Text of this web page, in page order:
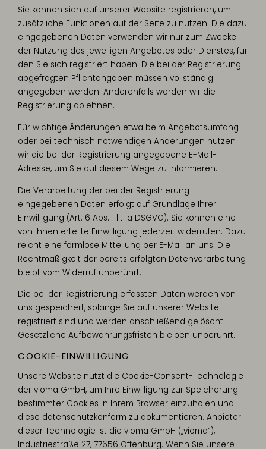
Sie können sich auf unserer Website registrieren, um
zusätzliche Funktionen auf der Seite zu nutzen. Die dazu
eingegebenen Daten verwenden wir nur zum Zwecke
der Nutzung des jeweiligen Angebotes oder Dienstes, für
den Sie sich registriert haben. Die bei der Registrierung
abgefragten Pflichtangaben müssen vollständig
angegeben werden. Anderenfalls werden wir die
Registrierung ablehnen.
Für wichtige Änderungen etwa beim Angebotsumfang
oder bei technisch notwendigen Änderungen nutzen
wir die bei der Registrierung angegebene E-Mail-
Adresse, um Sie auf diesem Wege zu informieren.
Die Verarbeitung der bei der Registrierung
eingegebenen Daten erfolgt auf Grundlage Ihrer
Einwilligung (Art. 6 Abs. 1 lit. a DSGVO). Sie können eine
von Ihnen erteilte Einwilligung jederzeit widerrufen. Dazu
reicht eine formlose Mitteilung per E-Mail an uns. Die
Rechtmäßigkeit der bereits erfolgten Datenverarbeitung
bleibt vom Widerruf unberührt.
Die bei der Registrierung erfassten Daten werden von
uns gespeichert, solange Sie auf unserer Website
registriert sind und werden anschließend gelöscht.
Gesetzliche Aufbewahrungsfristen bleiben unberührt.
COOKIE-EINWILLIGUNG
Unsere Website nutzt die Cookie-Consent-Technologie
der vioma GmbH, um Ihre Einwilligung zur Speicherung
bestimmter Cookies in Ihrem Browser einzuholen und
diese datenschutzkonform zu dokumentieren. Anbieter
dieser Technologie ist die vioma GmbH („vioma“),
Industriestraße 27, 77656 Offenburg. Wenn Sie unsere